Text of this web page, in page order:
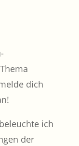
dich
ich
der